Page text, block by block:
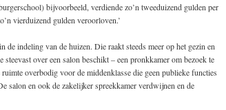
bijvoorbeeld, verdiende zo’n tweeduizend gulden per
vierduizend gulden veroorloven.’
de indeling van de huizen. Die raakt steeds meer op het gezin en
over een salon beschikt – een pronkkamer om bezoek te
overbodig voor de middenklasse die geen publieke functies
salon en ook de zakelijker spreekkamer verdwijnen en de